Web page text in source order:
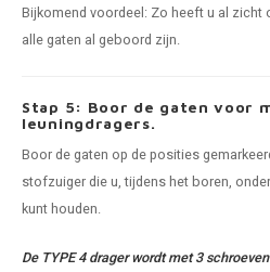
Bijkomend voordeel: Zo heeft u al zicht
alle gaten al geboord zijn.
Stap 5: Boor de gaten voor
leuningdragers.
Boor de gaten op de posities
stofzuiger die u, tijdens het boren,
kunt houden.
De TYPE 4 drager wordt met 3